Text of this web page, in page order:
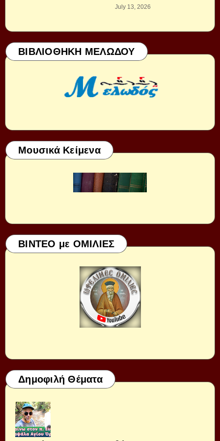
July 13, 2026
ΒΙΒΛΙΟΘΗΚΗ ΜΕΛΩΔΟΥ
Μουσικά Κείμενα
ΒΙΝΤΕΟ με ΟΜΙΛΙΕΣ
Δημοφιλή Θέματα